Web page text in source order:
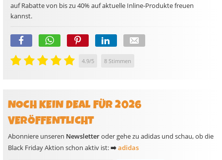
auf Rabatte von bis zu 40% auf aktuelle Inline-Produkte freuen
kannst.
4.9/5 8 Stimmen
NOCH KEIN DEAL FÜR 2026
VERÖFFENTLICHT
Abonniere unseren Newsletteroder gehe zu adidas und schau, ob die
Black Friday Aktion schon aktiv ist:➡️adidas